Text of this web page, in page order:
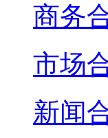
商务
市场
新闻